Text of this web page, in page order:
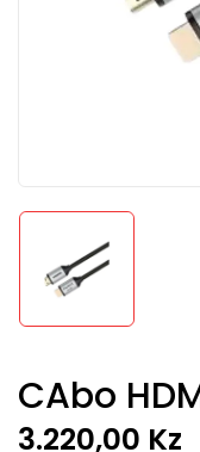
CAbo
3.220,00 Kz